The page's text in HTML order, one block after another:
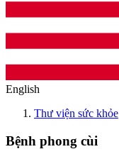
English
Thư viện sức khỏe
Bệnh phong cùi